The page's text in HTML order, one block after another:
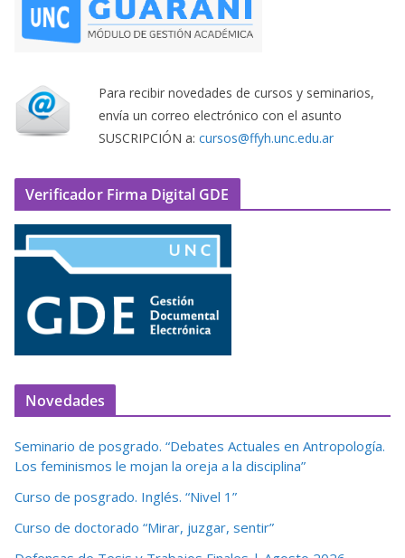
Para recibir novedades de cursos y seminarios,
envía un correo electrónico con el asunto
SUSCRIPCIÓN a: cursos@ffyh.unc.edu.ar
Verificador Firma Digital GDE
Novedades
Seminario de posgrado. “Debates Actuales en Antropología.
Los feminismos le mojan la oreja a la disciplina”
Curso de posgrado. Inglés. “Nivel 1”
Curso de doctorado “Mirar, juzgar, sentir”